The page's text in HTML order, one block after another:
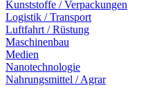
Kunststoffe / Verpackungen
Logistik / Transport
Luftfahrt / Rüstung
Maschinenbau
Medien
Nanotechnologie
Nahrungsmittel / Agrar